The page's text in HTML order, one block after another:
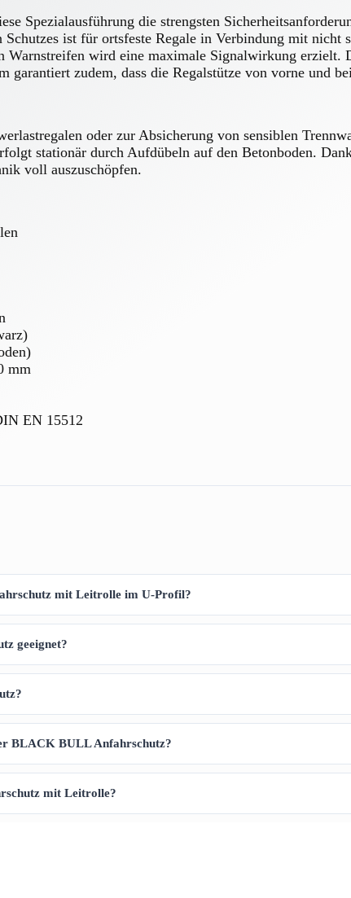
Spezialausführung die strengsten
ist für ortsfeste Regale in Verbindung mit nicht
Warnstreifen wird eine maximale Signalwirkung
zudem, dass die Regalstütze von vorne und
oder zur Absicherung von sensiblen
stationär durch Aufdübeln auf den Betonboden.
voll auszuschöpfen.
mm
EN 15512
mit Leitrolle im U-Profil?
geeignet?
BLACK BULL Anfahrschutz?
mit Leitrolle?